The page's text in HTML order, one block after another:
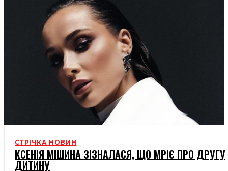
СТРІЧКА НОВИН
КСЕНІЯ МІШИНА ЗІЗНАЛАСЯ, ЩО МРІЄ ПРО ДРУГУ
ДИТИНУ